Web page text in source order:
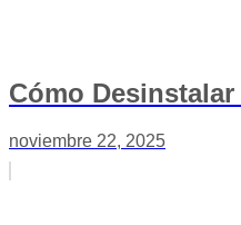
Cómo
noviembre 22, 2025